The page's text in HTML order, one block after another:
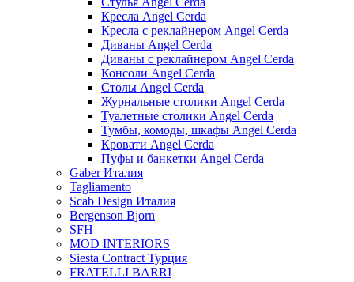
Кресла Angel Cerda
Кресла с реклайнером Angel Cerda
Диваны Angel Cerda
Диваны с реклайнером Angel Cerda
Консоли Angel Cerda
Столы Angel Cerda
Журнальные столики Angel Cerda
Туалетные столики Angel Cerda
Тумбы, комоды, шкафы Angel Cerda
Кровати Angel Cerda
Пуфы и банкетки Angel Cerda
Gaber Италия
Tagliamento
Scab Design Италия
Bergenson Bjorn
SFH
MOD INTERIORS
Siesta Contract Турция
FRATELLI BARRI